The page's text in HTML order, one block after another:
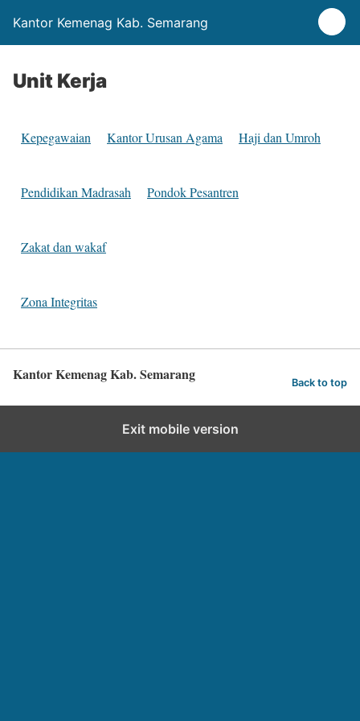
Kantor Kemenag Kab. Semarang
Unit Kerja
Kepegawaian Kantor Urusan Agama Haji dan Umroh
Pendidikan Madrasah Pondok Pesantren
Zakat dan wakaf
Zona Integritas
Kantor Kemenag Kab. Semarang Back to top
Exit mobile version